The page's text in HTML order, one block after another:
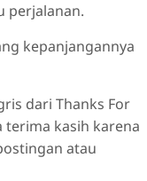
perjalanan.
kepanjangannya
dari Thanks For
terima kasih karena
atau